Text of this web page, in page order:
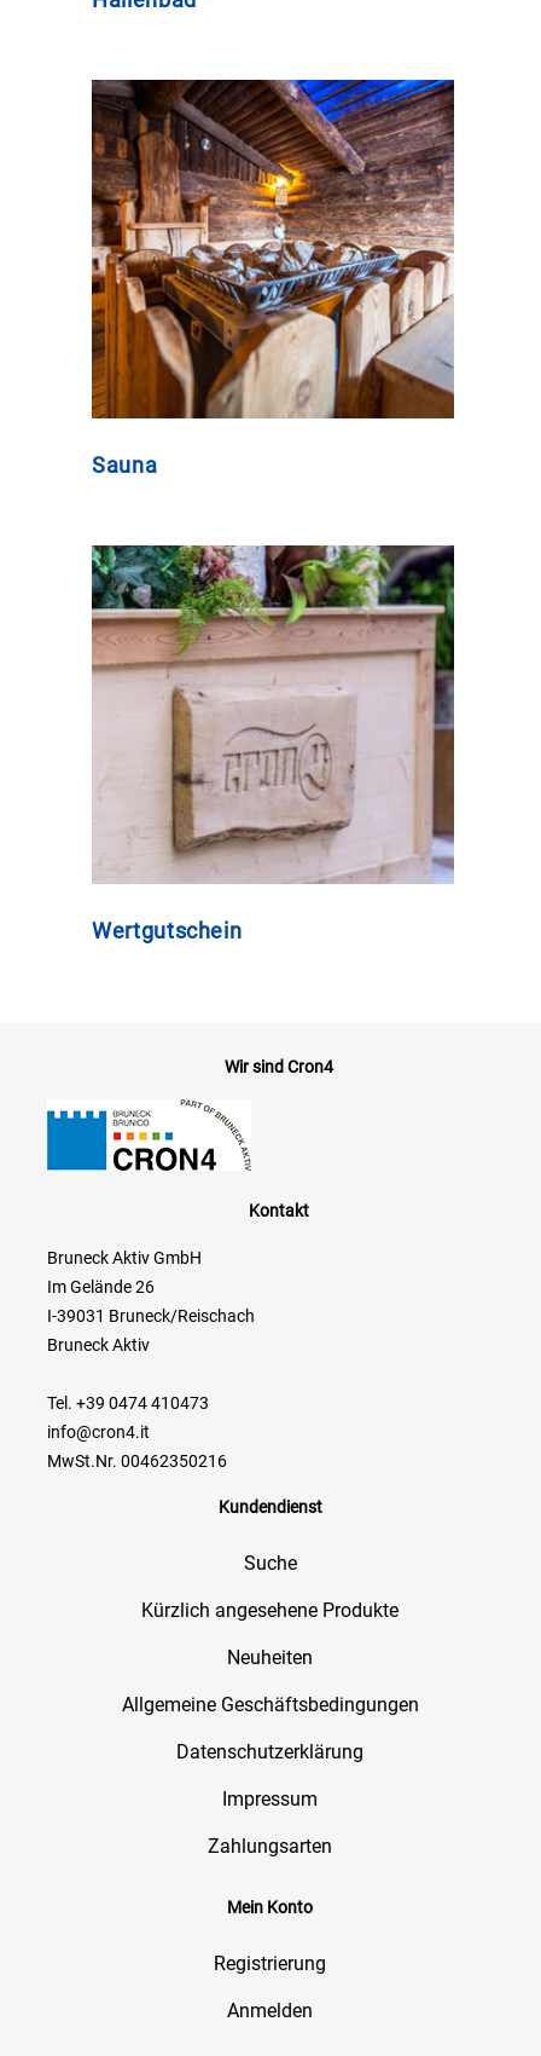
Sauna
Wertgutschein
Wir sind Cron4
Kontakt
Bruneck Aktiv GmbH
Im Gelände 26
I-39031 Bruneck/Reischach
Bruneck Aktiv
Tel. +39 0474 410473
info@cron4.it
MwSt.Nr. 00462350216
Kundendienst
Suche
Kürzlich angesehene Produkte
Neuheiten
Allgemeine Geschäftsbedingungen
Datenschutzerklärung
Impressum
Zahlungsarten
Mein Konto
Registrierung
Anmelden